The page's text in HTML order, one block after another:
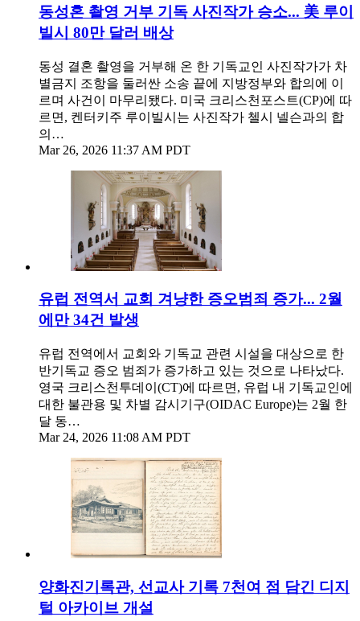
동성혼 촬영 거부 기독 사진작가 승소... 美 루이
빌시 80만 달러 배상
동성 결혼 촬영을 거부해 온 한 기독교인 사진작가가 차
별금지 조항을 둘러싼 소송 끝에 지방정부와 합의에 이
르며 사건이 마무리됐다. 미국 크리스천포스트(CP)에 따
르면, 켄터키주 루이빌시는 사진작가 첼시 넬슨과의 합
의…
Mar 26, 2026 11:37 AM PDT
유럽 전역서 교회 겨냥한 증오범죄 증가... 2월
에만 34건 발생
유럽 전역에서 교회와 기독교 관련 시설을 대상으로 한
반기독교 증오 범죄가 증가하고 있는 것으로 나타났다.
영국 크리스천투데이(CT)에 따르면, 유럽 내 기독교인에
대한 불관용 및 차별 감시기구(OIDAC Europe)는 2월 한
달 동…
Mar 24, 2026 11:08 AM PDT
양화진기록관, 선교사 기록 7천여 점 담긴 디지
털 아카이브 개설